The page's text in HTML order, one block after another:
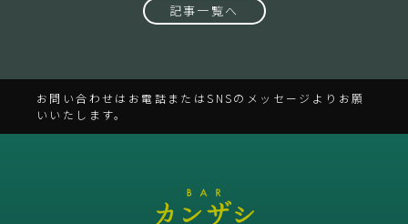
記事一覧へ
お問い合わせはお電話またはSNSのメッセージよりお願
いいたします。